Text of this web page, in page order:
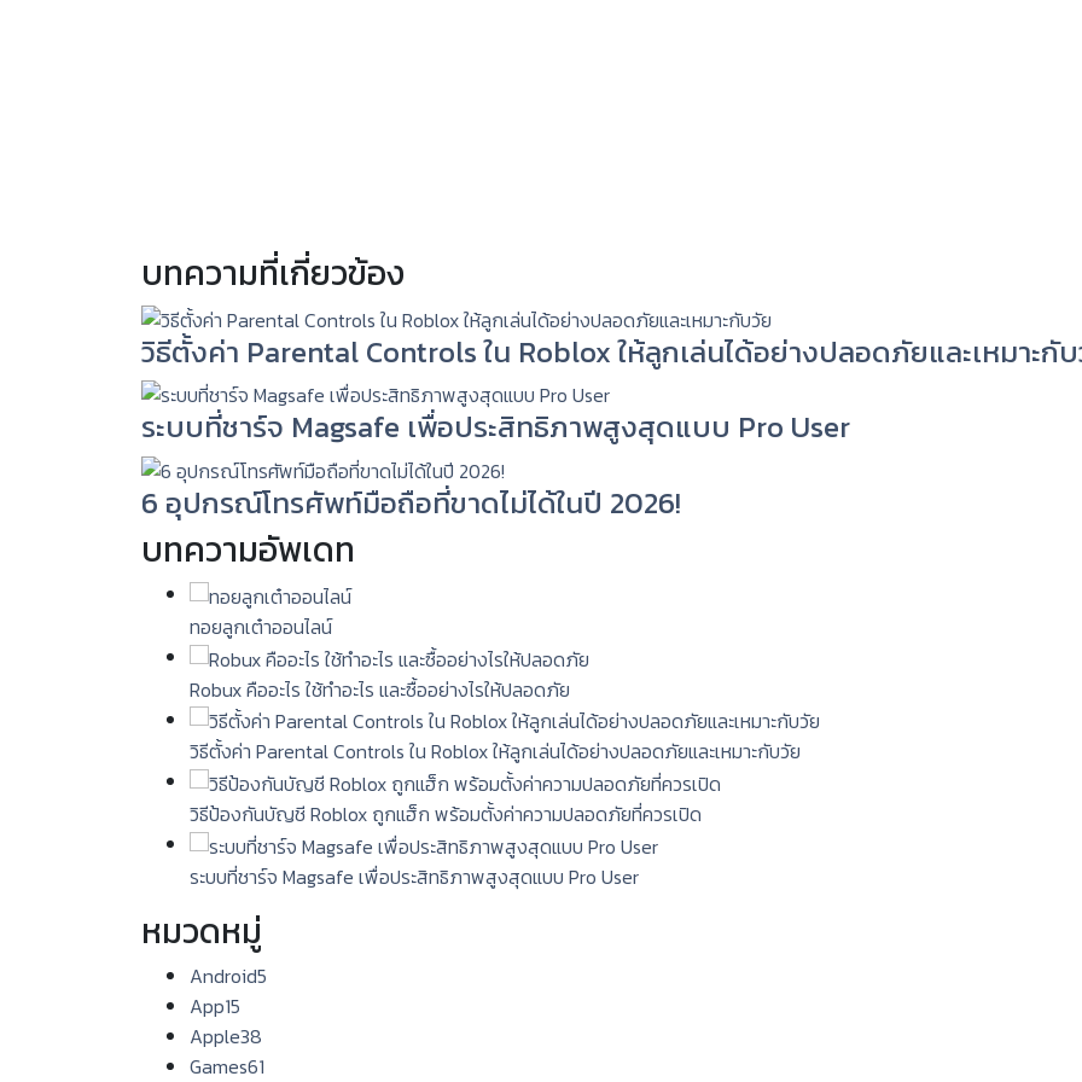
บทความที่เกี่ยวข้อง
วิธีตั้งค่า Parental Controls ใน Roblox ให้ลูกเล่นได้อย่างปลอดภัยและเหมาะกั
ระบบที่ชาร์จ Magsafe เพื่อประสิทธิภาพสูงสุดแบบ Pro User
6 อุปกรณ์โทรศัพท์มือถือที่ขาดไม่ได้ในปี 2026!
บทความอัพเดท
ทอยลูกเต๋าออนไลน์
Robux คืออะไร ใช้ทำอะไร และซื้ออย่างไรให้ปลอดภัย
วิธีตั้งค่า Parental Controls ใน Roblox ให้ลูกเล่นได้อย่างปลอดภัยและเหมาะกับวัย
วิธีป้องกันบัญชี Roblox ถูกแฮ็ก พร้อมตั้งค่าความปลอดภัยที่ควรเปิด
ระบบที่ชาร์จ Magsafe เพื่อประสิทธิภาพสูงสุดแบบ Pro User
หมวดหมู่
Android5
App15
Apple38
Games61